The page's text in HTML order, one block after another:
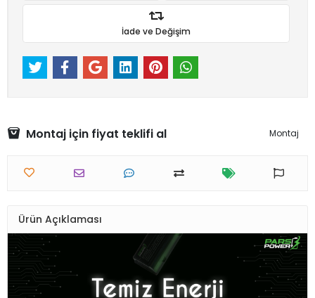
İade ve Değişim
Montaj için fiyat teklifi al Montaj
Ürün Açıklaması